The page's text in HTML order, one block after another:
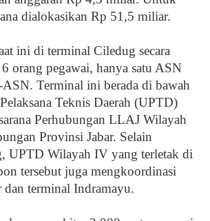
dialokasikan Rp 51,5 miliar.
ini di terminal Ciledug secara
orang pegawai, hanya satu ASN
ASN. Terminal ini berada di bawah
Teknis Daerah (UPTD)
Perhubungan LLAJ Wilayah
Provinsi Jabar. Selain
UPTD Wilayah IV yang terletak di
tersebut juga mengkoordinasi
dan terminal Indramayu.